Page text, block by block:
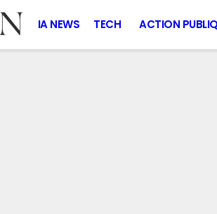
IA NEWS TECH ACTION